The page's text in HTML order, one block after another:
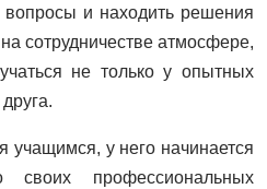
и находить решения
сотрудничестве атмосфере,
не только у опытных
учащимся, у него начинается
своих профессиональных